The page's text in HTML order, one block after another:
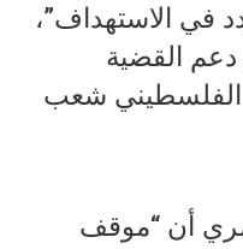
في الاستهداف”،
القضية
الفلسطيني شعب
أن “موقف